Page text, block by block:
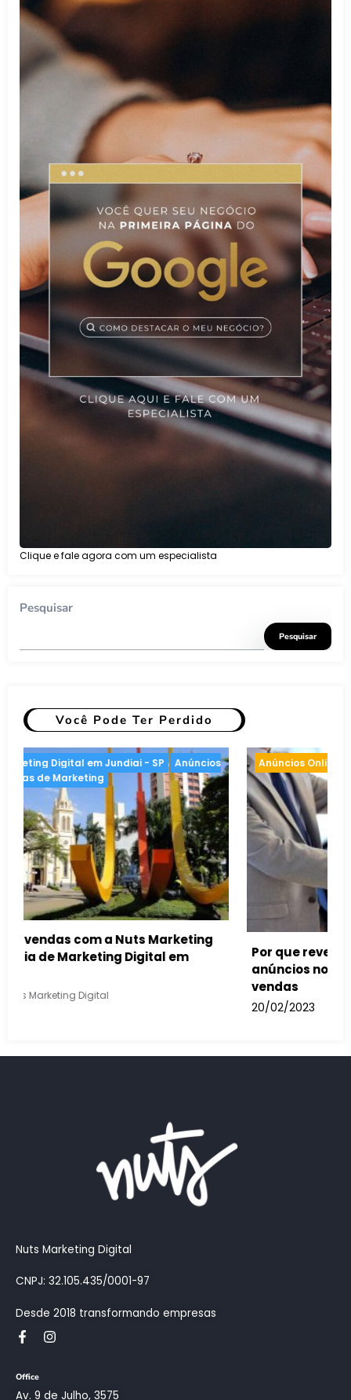
Clique e fale agora com um especialista
Pesquisar
Pesquisar
Você Pode Ter Perdido
Online Estratégias de Marketing
revendas de automóveis devem usar
no Google para aumentar suas
Anúncios
Nuts Marketing Digital
CNPJ: 32.105.435/0001-97